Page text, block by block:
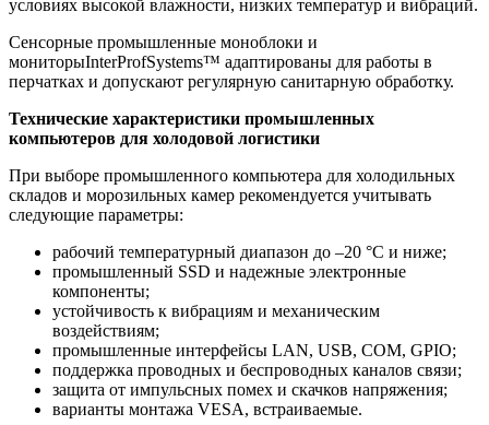
условиях высокой влажности, низких температур и вибраций.
Сенсорные промышленные моноблоки и
мониторыInterProfSystems™ адаптированы для работы в
перчатках и допускают регулярную санитарную обработку.
Технические характеристики промышленных
компьютеров для холодовой логистики
При выборе промышленного компьютера для холодильных
складов и морозильных камер рекомендуется учитывать
следующие параметры:
рабочий температурный диапазон до –20 °C и ниже;
промышленный SSD и надежные электронные
компоненты;
устойчивость к вибрациям и механическим
воздействиям;
промышленные интерфейсы LAN, USB, COM, GPIO;
поддержка проводных и беспроводных каналов связи;
защита от импульсных помех и скачков напряжения;
варианты монтажа VESA, встраиваемые.